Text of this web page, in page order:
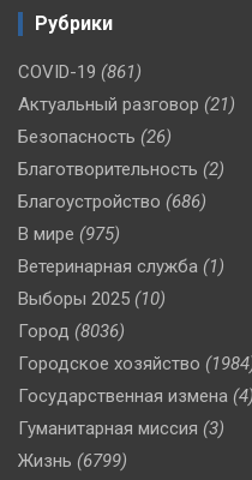
Рубрики
COVID-19 (861)
Актуальный разговор (21)
Безопасность (26)
Благотворительность (2)
Благоустройство (686)
В мире (975)
Ветеринарная служба (1)
Выборы 2025 (10)
Город (8036)
Городское хозяйство
Государственная измена (4)
Гуманитарная миссия (3)
Жизнь (6799)